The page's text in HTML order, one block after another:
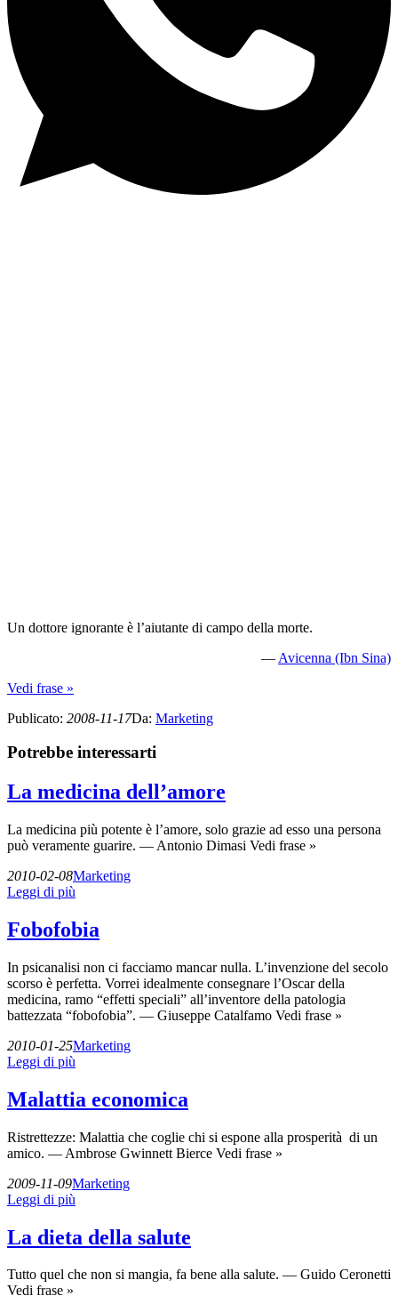
Un dottore ignorante è l’aiutante di campo della morte.
— Avicenna (Ibn Sina)
Vedi frase »
Publicato: 2008-11-17Da: Marketing
Potrebbe interessarti
La medicina dell’amore
La medicina più potente è l’amore, solo grazie ad esso una persona
può veramente guarire. — Antonio Dimasi Vedi frase »
2010-02-08Marketing
Leggi di più
Fobofobia
In psicanalisi non ci facciamo mancar nulla. L’invenzione del secolo
scorso è perfetta. Vorrei idealmente consegnare l’Oscar della
medicina, ramo “effetti speciali” all’inventore della patologia
battezzata “fobofobia”. — Giuseppe Catalfamo Vedi frase »
2010-01-25Marketing
Leggi di più
Malattia economica
Ristrettezze: Malattia che coglie chi si espone alla prosperità di un
amico. — Ambrose Gwinnett Bierce Vedi frase »
2009-11-09Marketing
Leggi di più
La dieta della salute
Tutto quel che non si mangia, fa bene alla salute. — Guido Ceronetti
Vedi frase »